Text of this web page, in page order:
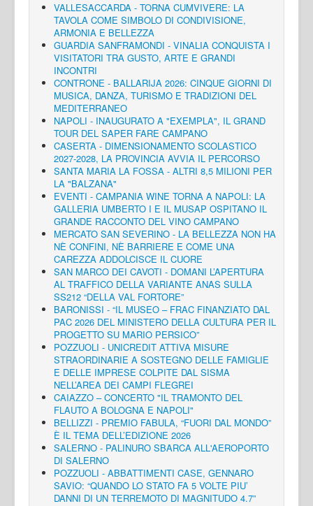
VALLESACCARDA - TORNA CUMVIVERE: LA
TAVOLA COME SIMBOLO DI CONDIVISIONE,
ARMONIA E BELLEZZA
GUARDIA SANFRAMONDI - VINALIA CONQUISTA I
VISITATORI TRA GUSTO, ARTE E GRANDI
INCONTRI
CONTRONE - BALLARIJA 2026: CINQUE GIORNI DI
MUSICA, DANZA, TURISMO E TRADIZIONI DEL
MEDITERRANEO
NAPOLI - INAUGURATO A "EXEMPLA", IL GRAND
TOUR DEL SAPER FARE CAMPANO
CASERTA - DIMENSIONAMENTO SCOLASTICO
2027-2028, LA PROVINCIA AVVIA IL PERCORSO
SANTA MARIA LA FOSSA - ALTRI 8,5 MILIONI PER
LA "BALZANA"
EVENTI - CAMPANIA WINE TORNA A NAPOLI: LA
GALLERIA UMBERTO I E IL MUSAP OSPITANO IL
GRANDE RACCONTO DEL VINO CAMPANO
MERCATO SAN SEVERINO - LA BELLEZZA NON HA
NÈ CONFINI, NÈ BARRIERE E COME UNA
CAREZZA ADDOLCISCE IL CUORE
SAN MARCO DEI CAVOTI - DOMANI L’APERTURA
AL TRAFFICO DELLA VARIANTE ANAS SULLA
SS212 “DELLA VAL FORTORE”
BARONISSI - “IL MUSEO – FRAC FINANZIATO DAL
PAC 2026 DEL MINISTERO DELLA CULTURA PER IL
PROGETTO SU MARIO PERSICO”
POZZUOLI - UNICREDIT ATTIVA MISURE
STRAORDINARIE A SOSTEGNO DELLE FAMIGLIE
E DELLE IMPRESE COLPITE DAL SISMA
NELL’AREA DEI CAMPI FLEGREI
CAIAZZO – CONCERTO "IL TRAMONTO DEL
FLAUTO A BOLOGNA E NAPOLI"
BELLIZZI - PREMIO FABULA, “FUORI DAL MONDO”
È IL TEMA DELL’EDIZIONE 2026
SALERNO - PALINURO SBARCA ALL'AEROPORTO
DI SALERNO
POZZUOLI - ABBATTIMENTI CASE, GENNARO
SAVIO: “QUANDO LO STATO FA 5 VOLTE PIU’
DANNI DI UN TERREMOTO DI MAGNITUDO 4.7”